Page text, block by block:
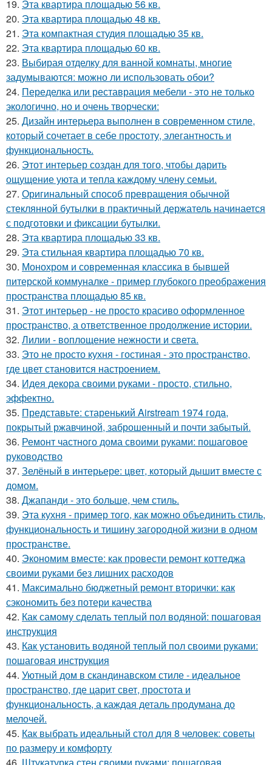
19. Эта квартира площадью 56 кв.
20. Эта квартира площадью 48 кв.
21. Эта компактная студия площадью 35 кв.
22. Эта квартира площадью 60 кв.
23. Выбирая отделку для ванной комнаты, многие
задумываются: можно ли использовать обои?
24. Переделка или реставрация мебели - это не только
экологично, но и очень творчески:
25. Дизайн интерьера выполнен в современном стиле,
который сочетает в себе простоту, элегантность и
функциональность.
26. Этот интерьер создан для того, чтобы дарить
ощущение уюта и тепла каждому члену семьи.
27. Оригинальный способ превращения обычной
стеклянной бутылки в практичный держатель начинается
с подготовки и фиксации бутылки.
28. Эта квартира площадью 33 кв.
29. Эта стильная квартира площадью 70 кв.
30. Монохром и современная классика в бывшей
питерской коммуналке - пример глубокого преображения
пространства площадью 85 кв.
31. Этот интерьер - не просто красиво оформленное
пространство, а ответственное продолжение истории.
32. Лилии - воплощение нежности и света.
33. Это не просто кухня - гостиная - это пространство,
где цвет становится настроением.
34. Идея декора своими руками - просто, стильно,
эффектно.
35. Представьте: старенький Airstream 1974 года,
покрытый ржавчиной, заброшенный и почти забытый.
36. Ремонт частного дома своими руками: пошаговое
руководство
37. Зелёный в интерьере: цвет, который дышит вместе с
домом.
38. Джапанди - это больше, чем стиль.
39. Эта кухня - пример того, как можно объединить стиль,
функциональность и тишину загородной жизни в одном
пространстве.
40. Экономим вместе: как провести ремонт коттеджа
своими руками без лишних расходов
41. Максимально бюджетный ремонт вторички: как
сэкономить без потери качества
42. Как самому сделать теплый пол водяной: пошаговая
инструкция
43. Как установить водяной теплый пол своими руками:
пошаговая инструкция
44. Уютный дом в скандинавском стиле - идеальное
пространство, где царит свет, простота и
функциональность, а каждая деталь продумана до
мелочей.
45. Как выбрать идеальный стол для 8 человек: советы
по размеру и комфорту